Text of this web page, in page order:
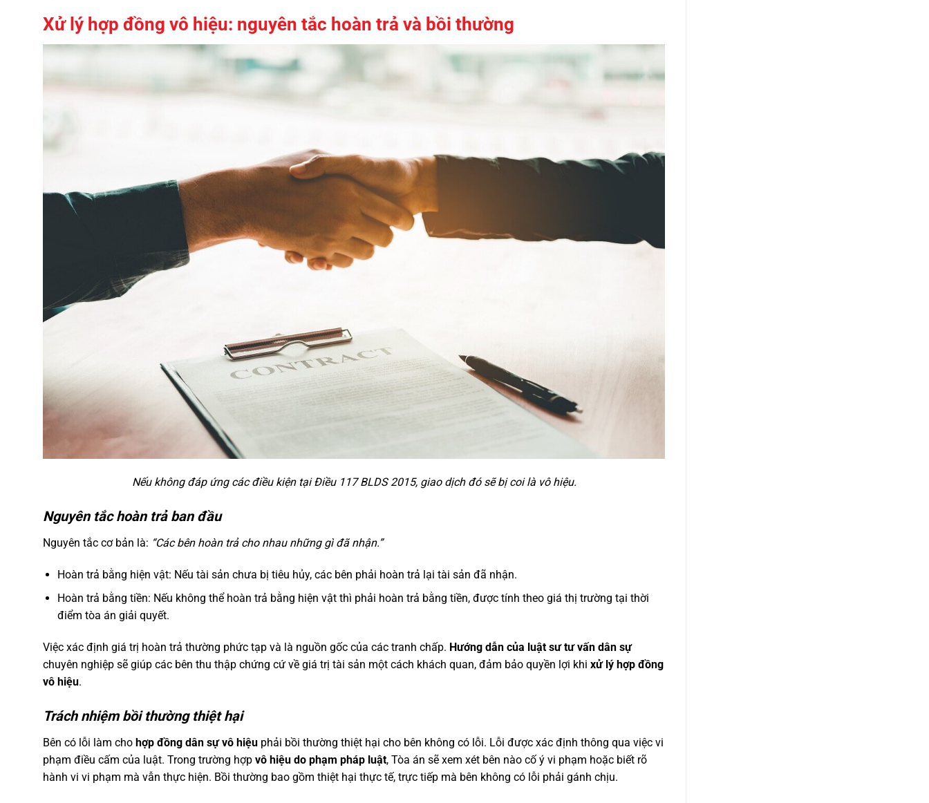
Xử lý hợp đồng vô hiệu: nguyên tắc hoàn trả và bồi thường
Nếu không đáp ứng các điều kiện tại Điều 117 BLDS 2015, giao dịch đó sẽ bị coi là vô hiệu.
Nguyên tắc hoàn trả ban đầu
Nguyên tắc cơ bản là: “Các bên hoàn trả cho nhau những gì đã nhận.”
Hoàn trả bằng hiện vật: Nếu tài sản chưa bị tiêu hủy, các bên phải hoàn trả lại tài sản đã nhận.
Hoàn trả bằng tiền: Nếu không thể hoàn trả bằng hiện vật thì phải hoàn trả bằng tiền, được tính theo giá thị trường tại thời
điểm tòa án giải quyết.
Việc xác định giá trị hoàn trả thường phức tạp và là nguồn gốc của các tranh chấp. Hướng dẫn của luật sư tư vấn dân sự
chuyên nghiệp sẽ giúp các bên thu thập chứng cứ về giá trị tài sản một cách khách quan, đảm bảo quyền lợi khi xử lý hợp đồng
vô hiệu.
Trách nhiệm bồi thường thiệt hại
Bên có lỗi làm cho hợp đồng dân sự vô hiệu phải bồi thường thiệt hại cho bên không có lỗi. Lỗi được xác định thông qua việc vi
phạm điều cấm của luật. Trong trường hợp vô hiệu do phạm pháp luật, Tòa án sẽ xem xét bên nào cố ý vi phạm hoặc biết rõ
hành vi vi phạm mà vẫn thực hiện. Bồi thường bao gồm thiệt hại thực tế, trực tiếp mà bên không có lỗi phải gánh chịu.